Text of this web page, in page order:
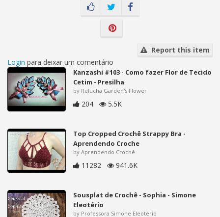
Report this item
Login para deixar um comentário
Kanzashi #103 - Como fazer Flor de Tecido
Cetim - Presilha
by Relucha Garden's Flower
204 5.5K
Top Cropped Crochê Strappy Bra -
Aprendendo Croche
by Aprendendo Crochê
11282 941.6K
Sousplat de Crochê - Sophia - Simone
Eleotério
by Professora Simone Eleotério